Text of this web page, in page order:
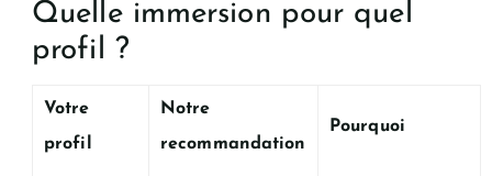
Quelle immersion pour quel
profil ?
Votre
profil
Notre
recommandation
Pourquoi